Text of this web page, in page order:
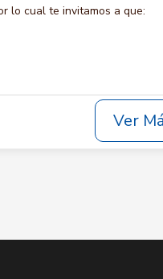
lo cual te invitamos a que:
Ver